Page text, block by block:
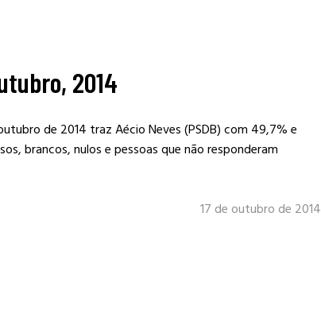
2014
de 2014 traz Aécio Neves (PSDB) com 49,7% e
brancos, nulos e pessoas que não responderam
17 de outubro de 2014